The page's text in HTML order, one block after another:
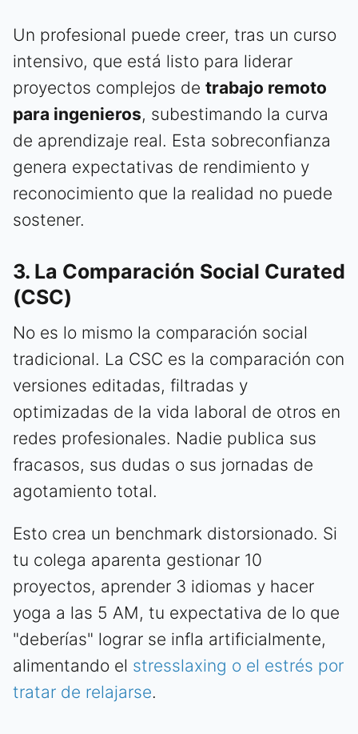
Un profesional puede creer, tras un curso
intensivo, que está listo para liderar
proyectos complejos de trabajo remoto
para ingenieros, subestimando la curva
de aprendizaje real. Esta sobreconfianza
genera expectativas de rendimiento y
reconocimiento que la realidad no puede
sostener.
3. La Comparación Social Curated
(CSC)
No es lo mismo la comparación social
tradicional. La CSC es la comparación con
versiones editadas, filtradas y
optimizadas de la vida laboral de otros en
redes profesionales. Nadie publica sus
fracasos, sus dudas o sus jornadas de
agotamiento total.
Esto crea un benchmark distorsionado. Si
tu colega aparenta gestionar 10
proyectos, aprender 3 idiomas y hacer
yoga a las 5 AM, tu expectativa de lo que
"deberías" lograr se infla artificialmente,
alimentando el stresslaxing o el estrés por
tratar de relajarse.